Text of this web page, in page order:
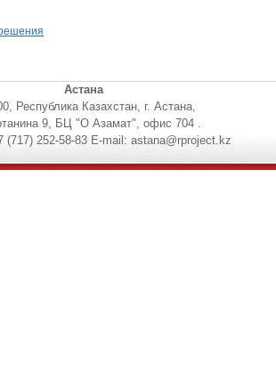
Астана
Республика Казахстан, г. Астана,
9, БЦ "О Азамат", офис 704 .
(717) 252-58-83 E-mail: astana@rproject.kz